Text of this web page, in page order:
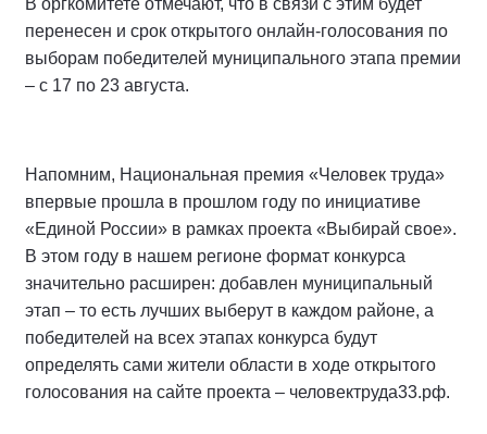
В оргкомитете отмечают, что в связи с этим будет
перенесен и срок открытого онлайн-голосования по
выборам победителей муниципального этапа премии
– с 17 по 23 августа.
Напомним, Национальная премия «Человек труда»
впервые прошла в прошлом году по инициативе
«Единой России» в рамках проекта «Выбирай свое».
В этом году в нашем регионе формат конкурса
значительно расширен: добавлен муниципальный
этап – то есть лучших выберут в каждом районе, а
победителей на всех этапах конкурса будут
определять сами жители области в ходе открытого
голосования на сайте проекта – человектруда33.рф.